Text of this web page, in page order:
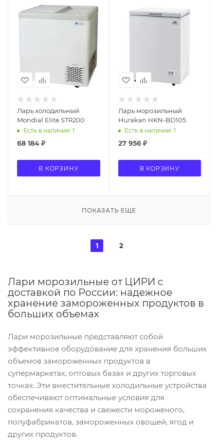
Ларь холодильный
Mondial Elite STR200
Есть в наличии: 1
68 184 ₽
В КОРЗИНУ
Ларь морозильный
Hurakan HKN-BD105
Есть в наличии: 1
27 956₽
В КОРЗИНУ
ПОКАЗАТЬ ЕЩЕ
1 2
Лари морозильные от ЦИРИ с
доставкой по России: надежное
хранение замороженных продуктов в
больших объемах
Лари морозильные представляют собой
эффективное оборудование для хранения больших
объемов замороженных продуктов в
супермаркетах, оптовых базах и других торговых
точках. Эти вместительные холодильные устройства
обеспечивают оптимальные условия для
сохранения качества и свежести мороженого,
полуфабрикатов, замороженных овощей, ягод и
других продуктов.